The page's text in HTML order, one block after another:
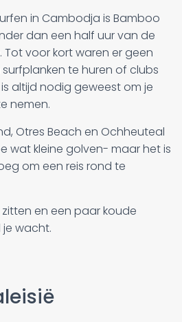
in Cambodja is Bamboo
dan een half uur van de
Tot voor kort waren er geen
te huren of clubs
altijd nodig geweest om je
nemen.
Otres Beach en Ochheuteal
wat kleine golven- maar het is
om een reis rond te
en een paar koude
je wacht.